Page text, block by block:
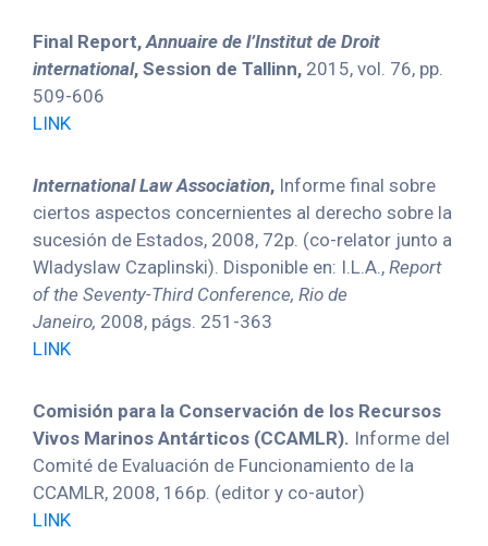
Final Report,Annuaire de l’Institut de Droit
international, Session de Tallinn, 2015, vol. 76, pp.
509-606
LINK
International Law Association, Informe final sobre
ciertos aspectos concernientes al derecho sobre la
sucesión de Estados, 2008, 72p. (co-relator junto a
Wladyslaw Czaplinski). Disponible en: I.L.A., Report
of the Seventy-Third Conference, Rio de
Janeiro, 2008, págs. 251-363
LINK
Comisión para la Conservación de los Recursos
Vivos Marinos Antárticos (CCAMLR). Informe del
Comité de Evaluación de Funcionamiento de la
CCAMLR, 2008, 166p. (editor y co-autor)
LINK